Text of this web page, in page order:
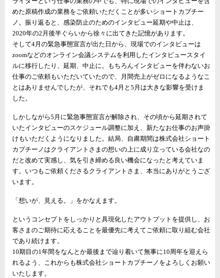
めた原稿作成の業務をご依頼いただくことが多いショートカプチー
ノ。振り返ると、感染防止のためのインタビュー延期や中止は、
2020年の2月後半ぐらいから徐々に出てきた記憶があります。
そして4月の緊急事態宣言が出た日から、現場でのインタビューは
zoomなどのオンライン会議システムを利用したインタビュースタイ
ルに移行したり、延期、中止に。もちろんインタビューを伴わないお
仕事のご依頼もいただいていたので、月間売上がゼロになるようなこ
とはありませんでしたが、それでも4月と5月は大きな影響を受けま
した。
しかしながら5月に緊急事態宣言が解除され、その頃から延期されて
いたインタビューのスケジュール調整に加え、新たなお仕事のお声掛
けもいただくようになりました。結局、自粛期間は株式会社ショート
カプチーノはクライアントさまの想いの上に成り立っている会社なの
だと改めて実感し、気を引き締める良い機会になったと考えていま
す。いつもご依頼くださるクライアントさま、本当にありがとうござ
います。
「想いが、見える。」をかなえます。
というコンセプトをしっかりと具現化したアウトプットを提供し、お
客さまのご期待に応えることを最優先に考えてご依頼に取り組む会社
であり続けます。
10期目の1年間をなんとか最後まで辿り着いて無事に10周年を迎えら
れるよう、これからも株式会社ショートカプチーノをよろしくお願い
いたします。